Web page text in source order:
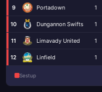
9 Portadown 1
10 Dungannon Swifts 1
11 Limavady United 1
12 Linfield 1
Sestup